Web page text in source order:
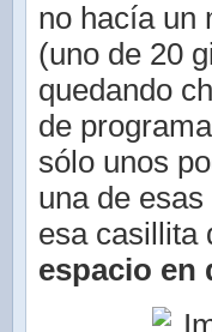
no hacía un
(uno de 20
quedando
de
sólo unos
una de
esa casillita
espacio en